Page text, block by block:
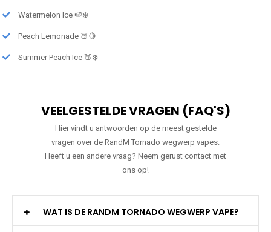
Watermelon Ice 🍉❄️
Peach Lemonade 🍑🍋
Summer Peach Ice 🍑❄️
VEELGESTELDE VRAGEN (FAQ'S)
Hier vindt u antwoorden op de meest gestelde
vragen over de RandM Tornado wegwerp vapes.
Heeft u een andere vraag? Neem gerust contact met
ons op!
WAT IS DE RANDM TORNADO WEGWERP VAPE?